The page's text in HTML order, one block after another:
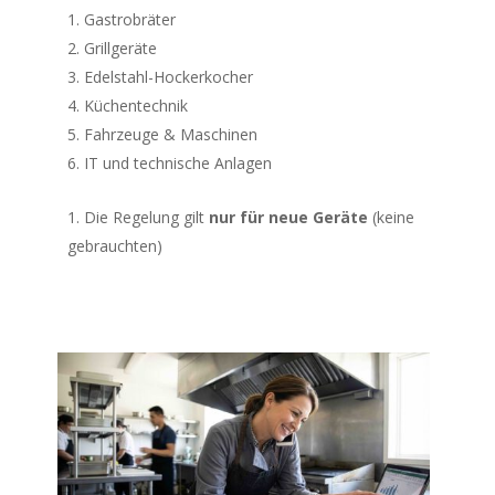
Gastrobräter
Grillgeräte
Edelstahl-Hockerkocher
Küchentechnik
Fahrzeuge & Maschinen
IT und technische Anlagen
Die Regelung gilt nur für neue Geräte (keine
gebrauchten)